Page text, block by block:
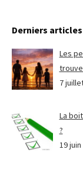
Derniers articles
Les
7
La
?
19 juin